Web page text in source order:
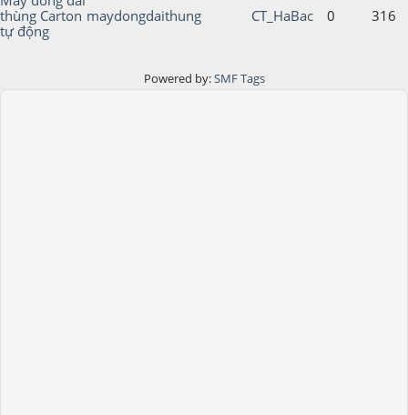
thùng Carton
tự động
maydongdaithung CT_HaBac 0 316
Powered by:SMF Tags